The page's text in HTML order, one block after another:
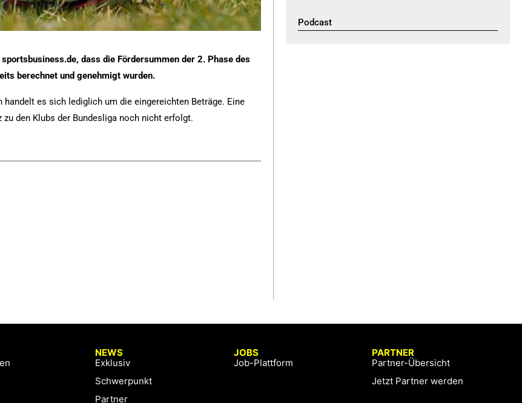
dass die Fördersummen der 2. Phase des
berechnet und genehmigt wurden.
es sich lediglich um die eingereichten Beträge. Eine
den Klubs der Bundesliga noch nicht erfolgt.
Podcast​
NEWS
Exklusiv
Schwerpunkt
Partner
JOBS
Job-Plattform
PARTNER
Partner-Übersicht
Jetzt Partner werden